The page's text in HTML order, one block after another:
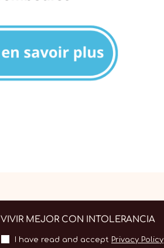
VIVIR MEJOR CON INTOLERANCIA
I have read and accept Privacy Policy